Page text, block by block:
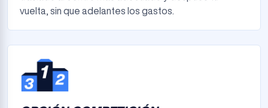
vuelta, sin que adelantes los gastos.